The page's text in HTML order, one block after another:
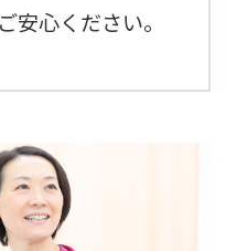
安心ください。